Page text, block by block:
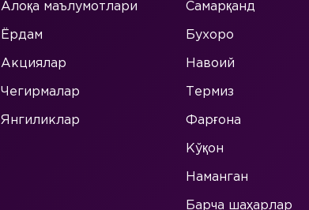
Алоқа маълумотлари
Ёрдам
Акциялар
Чегирмалар
Янгиликлар
Самарқанд
Бухоро
Навоий
Термиз
Фарғона
Кўқон
Наманган
Барча шаҳарлар